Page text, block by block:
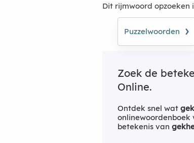
Dit rijmwoord opzoeken
Puzzelwoorden ›
Zoek de
Online.
Ontdek snel wat
onlinewoordenboek
betekenis van